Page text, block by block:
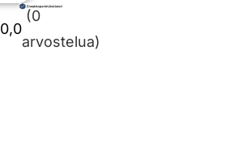
0,0
(0
arvostelua)